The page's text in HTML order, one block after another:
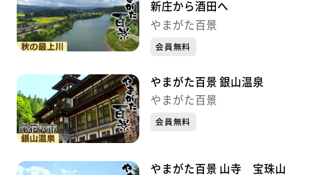
新庄から酒田へ
やまがた百景
会員無料
やまがた百景 銀山温泉
やまがた百景
会員無料
やまがた百景 山寺 宝珠山